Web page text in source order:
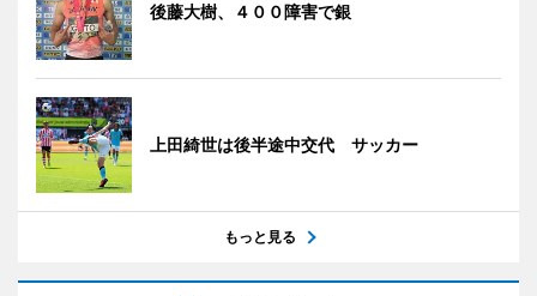
後藤大樹、４００障害で銀
上田綺世は後半途中交代 サッカー
もっと見る